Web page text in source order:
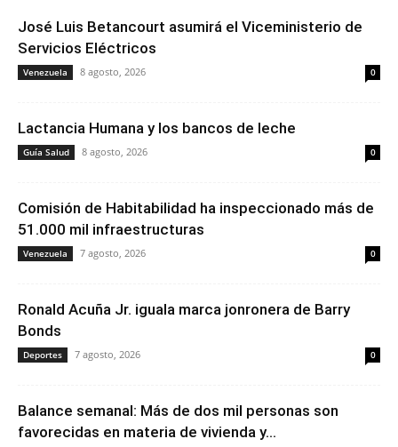
José Luis Betancourt asumirá el Viceministerio de
Servicios Eléctricos
Venezuela 8 agosto, 2026 0
Lactancia Humana y los bancos de leche
Guía Salud 8 agosto, 2026 0
Comisión de Habitabilidad ha inspeccionado más de
51.000 mil infraestructuras
Venezuela 7 agosto, 2026 0
Ronald Acuña Jr. iguala marca jonronera de Barry
Bonds
Deportes 7 agosto, 2026 0
Balance semanal: Más de dos mil personas son
favorecidas en materia de vivienda y...